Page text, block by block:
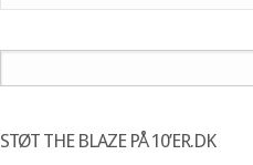
STØT THE BLAZE PÅ 10’ER.DK